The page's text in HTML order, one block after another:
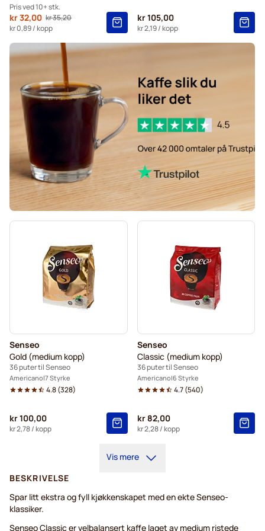
Pris ved 10+ stk.
Vanlig pris
kr 35,20
Fra
kr 32,00
kr 0,89/ kopp
kr 35,20
5+ =kr 33,60
10+ =kr 32,00 kr 105,00
kr 2,19/ kopp
Senseo
Gold (medium kopp)
36 puter til Senseo
Americano 7 Styrke
4.8(328)
kr 100,00
kr 2,78/ kopp
Senseo
Classic (medium kopp)
36 puter til Senseo
Americano 6 Styrke
4.7(540)
kr 82,00
kr 2,28/ kopp
Vis mere
BESKRIVELSE
Spar litt ekstra og fyll kjøkkenskapet med en ekte Senseo-
klassiker.
Senseo Classic er velbalansert kaffe laget av medium ristede